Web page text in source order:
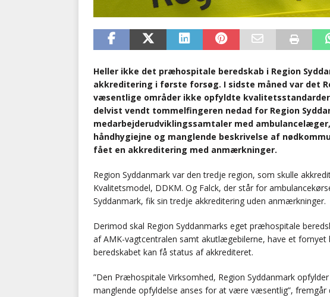
Heller ikke det præhospitale beredskab i Region
akkreditering i første forsøg. I sidste måned var det
væsentlige områder ikke opfyldte
delvist vendt tommelfingeren nedad for Region
medarbejderudviklingssamtaler med
håndhygiejne og manglende beskrivelse af
fået en akkreditering med anmærkninger.
Region Syddanmark var den tredje region, som skulle
Kvalitetsmodel, DDKM. Og Falck, der står for
Syddanmark, fik sin tredje akkreditering uden anmærkninger.
Derimod skal Region Syddanmarks eget præhospitale
af AMK-vagtcentralen samt akutlægebilerne, have et fornyet
beredskabet kan få status af akkrediteret.
”Den Præhospitale Virksomhed, Region Syddanmark
manglende opfyldelse anses for at være væsentlig”,